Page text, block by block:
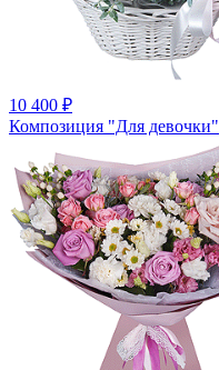
10 400 ₽
Композиция "Для девочки"